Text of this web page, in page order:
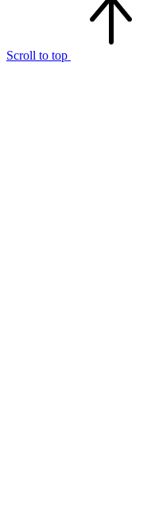
Scroll to top